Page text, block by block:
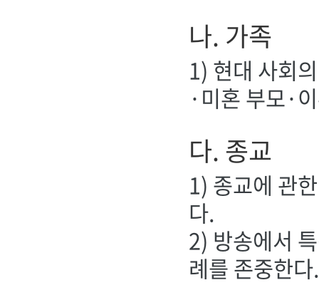
나. 가족
1) 현대 사회
·미혼 부모·
다. 종교
1) 종교에 관
다.
2) 방송에서
례를 존중한다.